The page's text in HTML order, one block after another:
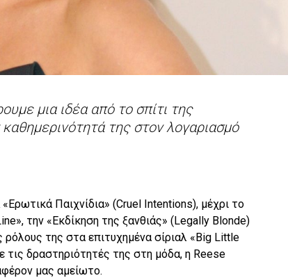
μια ιδέα από το σπίτι της
της στον λογαριασμό
Παιχνίδια» (Cruel Intentions), μέχρι το
την «Εκδίκηση της ξανθιάς» (Legally Blonde)
ρόλους της στα επιτυχημένα σίριαλ «Big Little
τις δραστηριότητές της στη μόδα, η Reese
μας αμείωτο.